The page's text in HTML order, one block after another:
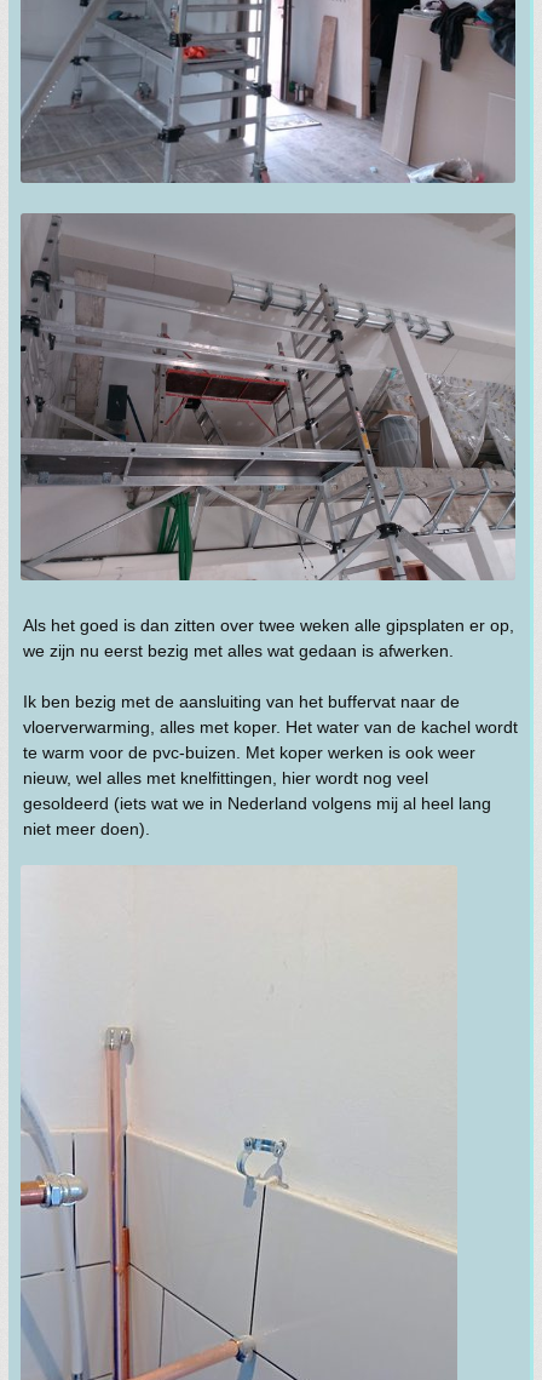
Als het goed is dan zitten over twee weken alle gipsplaten er op,
we zijn nu eerst bezig met alles wat gedaan is afwerken.
Ik ben bezig met de aansluiting van het buffervat naar de
vloerverwarming, alles met koper. Het water van de kachel wordt
te warm voor de pvc-buizen. Met koper werken is ook weer
nieuw, wel alles met knelfittingen, hier wordt nog veel
gesoldeerd (iets wat we in Nederland volgens mij al heel lang
niet meer doen).